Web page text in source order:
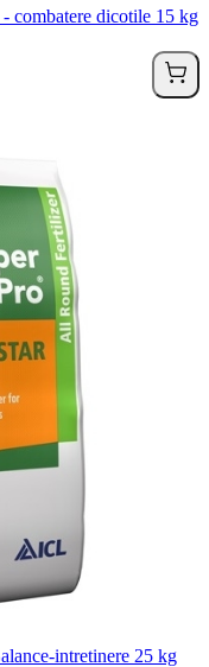
combatere dicotile 15 kg
intretinere 25 kg